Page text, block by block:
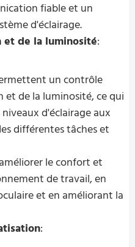
fiable et un
d'éclairage.
de la luminosité:
un contrôle
et de la luminosité, ce qui
d'éclairage aux
différentes tâches et
le confort et
de travail, en
et en améliorant la
: